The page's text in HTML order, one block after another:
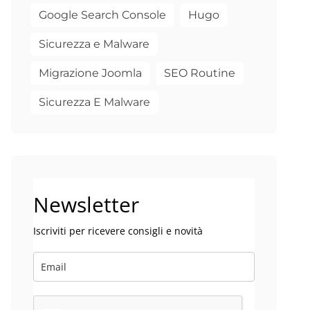
Google Search Console Hugo
Sicurezza e Malware
Migrazione Joomla SEO Routine
Sicurezza E Malware
Newsletter
Iscriviti per ricevere consigli e novità